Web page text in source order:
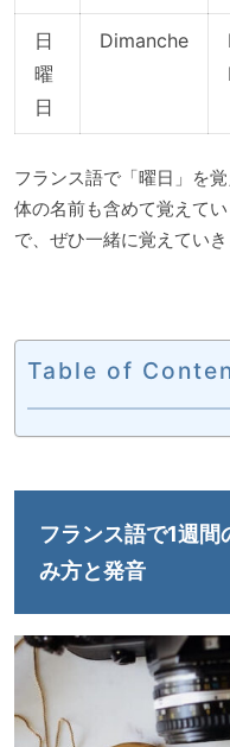
日
曜
日
Dimanche
フランス語で「曜日」を
体の名前も含めて覚えて
で、ぜひ一緒に覚えていき
Table of
フランス語で1週
み方と発音